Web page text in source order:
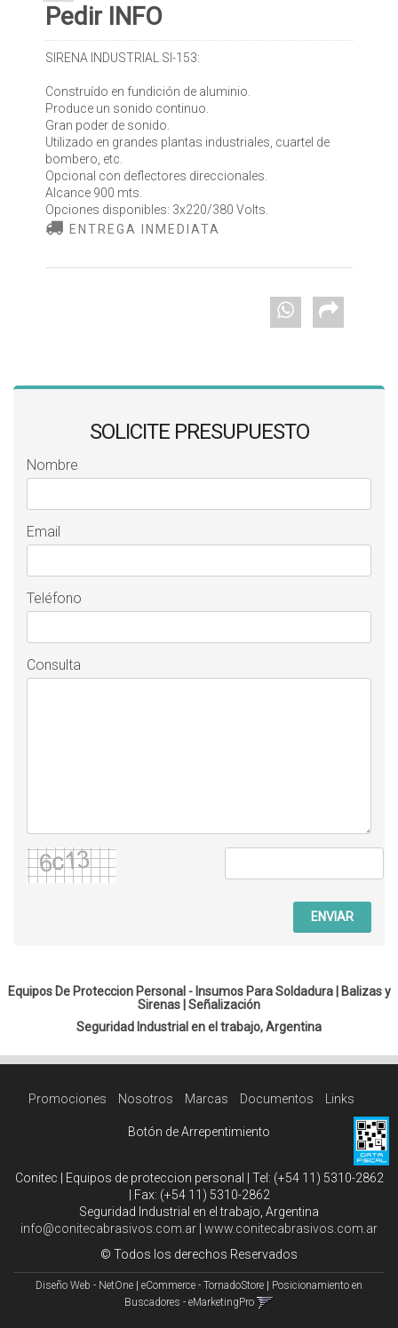
Pedir INFO
SIRENA INDUSTRIAL SI-153:
Construído en fundición de aluminio.
Produce un sonido continuo.
Gran poder de sonido.
Utilizado en grandes plantas industriales, cuartel de
bombero, etc.
Opcional con deflectores direccionales.
Alcance 900 mts.
Opciones disponibles: 3x220/380 Volts.
ENTREGA INMEDIATA
SOLICITE PRESUPUESTO
Nombre
Email
Teléfono
Consulta
ENVIAR
Equipos De Proteccion Personal - Insumos Para Soldadura |
Balizas y
Sirenas Señalización
Seguridad Industrial en el trabajo, Argentina
Promociones Nosotros Marcas Documentos Links
Botón de Arrepentimiento
Conitec | Equipos de proteccion personal | Tel: (+54 11) 5310-2862
| Fax: (+54 11) 5310-2862
Seguridad Industrial en el trabajo, Argentina
info@conitecabrasivos.com.ar www.conitecabrasivos.com.ar
© Todos los derechos Reservados
Diseño Web - NetOne eCommerce - TornadoStore
Posicionamiento en
Buscadores - eMarketingPro